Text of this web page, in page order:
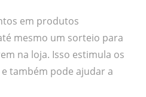
em produtos
mesmo um sorteio para
na loja. Isso estimula os
também pode ajudar a